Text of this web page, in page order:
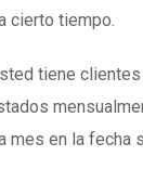
cierto tiempo.
tiene
mes en la fecha